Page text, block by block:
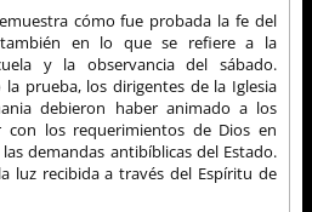
cómo fue probada la fe del
en lo que se refiere a la
y la observancia del sábado.
la prueba, los dirigentes de la Iglesia
debieron haber animado a los
con los requerimientos de Dios en
demandas antibíblicas del Estado.
luz recibida a través del Espíritu de